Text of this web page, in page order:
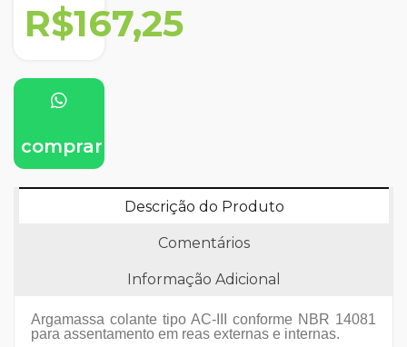
R$167,25
comprar
Descrição do Produto
Comentários
Informação Adicional
Argamassa colante tipo AC-III conforme NBR 14081
para assentamento em reas externas e internas.